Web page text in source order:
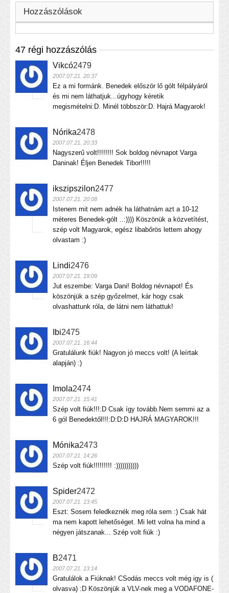
Hozzászólások
47 régi hozzászólás
Vikcó2479
2007.07.21. 20:37
Ez a mi formánk. Benedek először lő gólt félpályáról
és mi nem láthatjuk...úgyhogy kéretik
megismételni:D. Minél többször:D. Hajrá Magyarok!
Nórika2478
2007.07.21. 20:33
Nagyszerű volt!!!!!!!! Sok boldog névnapot Varga
Daninak! Éljen Benedek Tibor!!!!!
ikszipszilon2477
2007.07.21. 20:08
Istenem mit nem adnék ha láthatnám azt a 10-12
méteres Benedek-gólt ..:)))) Köszönük a közvetítést,
szép volt Magyarok, egész libabőrös lettem ahogy
olvastam :)
Lindi2476
2007.07.21. 19:09
Jut eszembe: Varga Dani! Boldog névnapot! És
köszönjük a szép győzelmet, kár hogy csak
olvashattunk róla, de látni nem láthattuk!
Ibi2475
2007.07.21. 16:44
Gratulálunk fiúk! Nagyon jó meccs volt! (A leírtak
alapján) :)
Imola2474
2007.07.21. 15:41
Szép volt fiúk!!!:D Csak így tovább.Nem semmi az a
6 gól Benedektől!!!:D:D:D HAJRÁ MAGYAROK!!!
Mónika2473
2007.07.21. 14:26
Szép volt fiúk!!!!!!!!! :)))))))))))
Spider2472
2007.07.21. 13:45
Eszt: Sosem feledkeznék meg róla sem :) Csak hát
ma nem kapott lehetőséget. Mi lett volna ha mind a
négyen játszanak... Szép volt fiúk :)
B2471
2007.07.21. 13:14
Gratulálok a Fiúknak! CSodás meccs volt még igy is (
olvasva) :D Köszönjük a VLV-nek meg a VODAFONE-